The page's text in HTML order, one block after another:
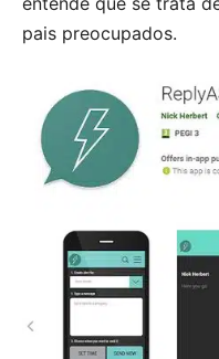
pais preocupados.